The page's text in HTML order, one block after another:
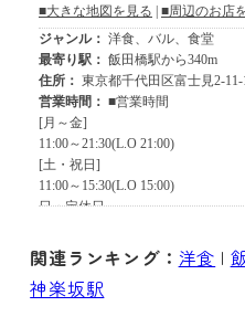
関連ランキング： 洋食 |
神楽坂駅